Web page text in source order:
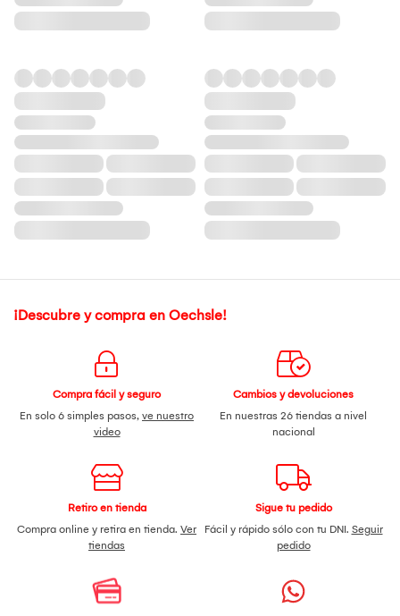
¡Descubre y compra en Oechsle!
Compra fácil y seguro
En solo 6 simples pasos, ve nuestro
video
Cambios y devoluciones
En nuestras 26 tiendas a nivel
nacional
Retiro en tienda
Compra online y retira en tienda. Ver
tiendas
Sigue tu pedido
Fácil y rápido sólo con tu DNI. Seguir
pedido